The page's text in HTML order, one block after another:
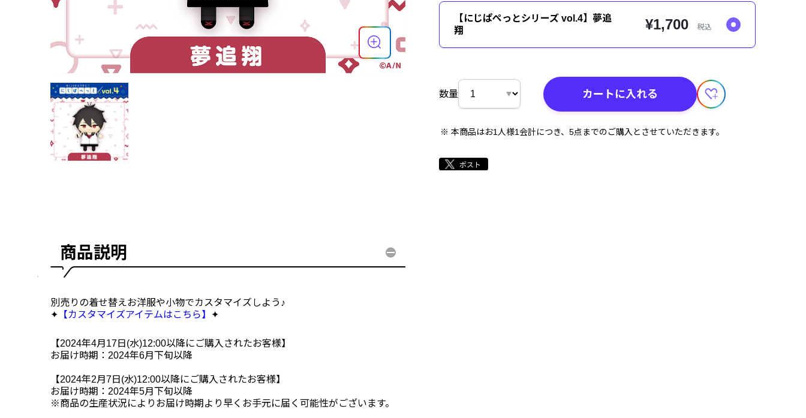
【にじぱぺっとシリーズ vol.4】夢追
翔
¥1,700 税込
数量 カートに入れる
本商品はお1人様1会計につき、5点までのご購入とさせていただきます。
商品説明
別売りの着せ替えお洋服や小物でカスタマイズしよう♪
✦ 【カスタマイズアイテムはこちら】 ✦
【2024年4月17日(水)12:00以降にご購入されたお客様】
お届け時期：2024年6月下旬以降
【2024年2月7日(水)12:00以降にご購入されたお客様】
お届け時期：2024年5月下旬以降
※商品の生産状況によりお届け時期より早くお手元に届く可能性がございます。